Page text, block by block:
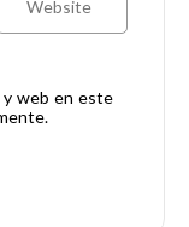
y web en este